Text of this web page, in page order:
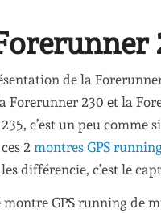
de la
Forerunner 230 et la
c’est un peu comme
2 montres GPS running
différencie, c’est le
GPS running de